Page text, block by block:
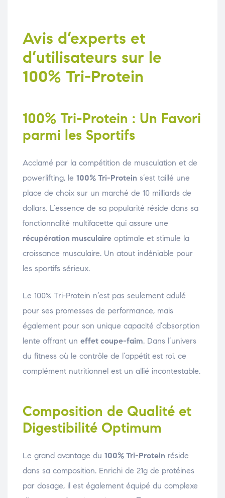
Avis d’experts et
d’utilisateurs sur le
100% Tri-Protein
100% Tri-Protein : Un Favori
parmi les Sportifs
Acclamé par la compétition de musculation et de
powerlifting, le 100% Tri-Protein s’est taillé une
place de choix sur un marché de 10 milliards de
dollars. L’essence de sa popularité réside dans sa
fonctionnalité multifacette qui assure une
récupération musculaire optimale et stimule la
croissance musculaire. Un atout indéniable pour
les sportifs sérieux.
Le 100% Tri-Protein n’est pas seulement adulé
pour ses promesses de performance, mais
également pour son unique capacité d’absorption
lente offrant un effet coupe-faim. Dans l’univers
du fitness où le contrôle de l’appétit est roi, ce
complément nutritionnel est un allié incontestable.
Composition de Qualité et
Digestibilité Optimum
Le grand avantage du 100% Tri-Protein réside
dans sa composition. Enrichi de 21g de protéines
par dosage, il est également équipé du complexe